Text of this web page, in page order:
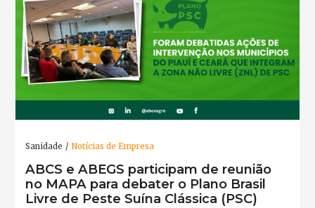
Sanidade Notícias de Empresa
ABCS e ABEGS participam de reunião
no MAPA para debater o Plano Brasil
Livre de Peste Suína Clássica (PSC)